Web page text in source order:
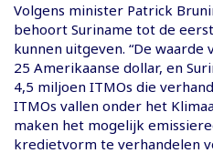
Volgens minister Patrick
behoort Suriname tot de
kunnen uitgeven. “De
25 Amerikaanse dollar, en
4,5 miljoen ITMOs die
ITMOs vallen onder het
maken het mogelijk
kredietvorm te verhandelen